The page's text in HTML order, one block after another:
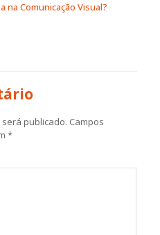
na Comunicação Visual?
publicado. Campos
*